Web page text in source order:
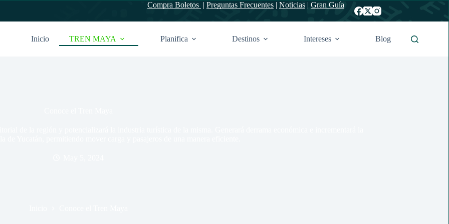
Compra Boletos | Preguntas Frecuentes| Noticias| Gran Guía
Inicio TREN MAYA Planifica Destinos Intereses Blog